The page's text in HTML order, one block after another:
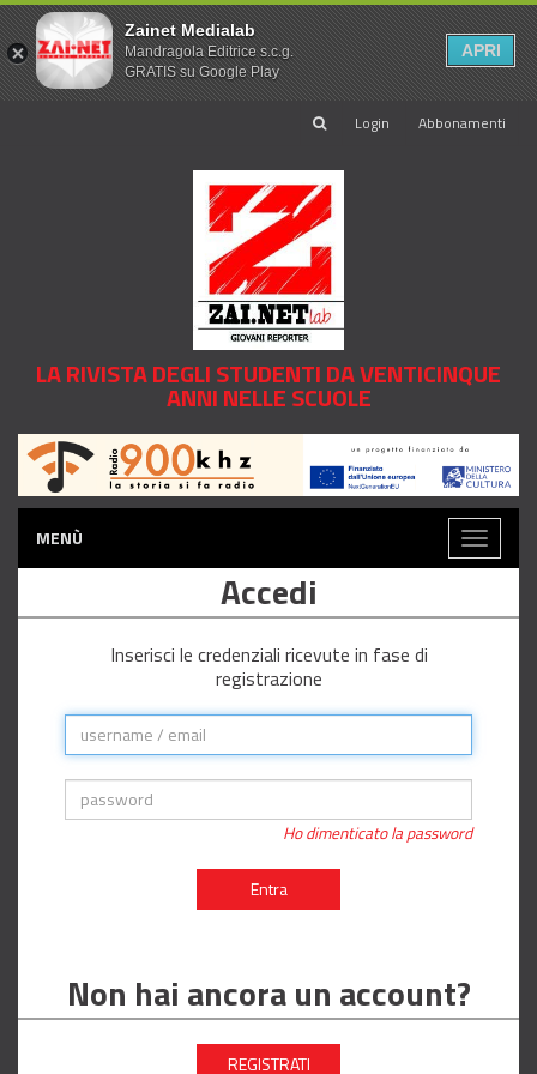
Login Abbonamenti
LA RIVISTA DEGLI STUDENTI DA VENTICINQUE
ANNI NELLE SCUOLE
MENÙ
Toggle
Accedi
Inserisci le credenziali ricevute in fase di
registrazione
Ho dimenticato la password
Entra
Non hai ancora un account?
REGISTRATI
Zainet Medialab
Mandragola Editrice s.c.g.
GRATIS su Google Play
APRI